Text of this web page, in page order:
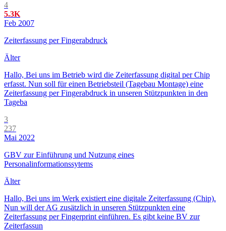
4
5.3K
Feb 2007
Zeiterfassung per Fingerabdruck
Älter
Hallo, Bei uns im Betrieb wird die Zeiterfassung digital per Chip
erfasst. Nun soll für einen Betriebsteil (Tagebau Montage) eine
Zeiterfassung per Fingerabdruck in unseren Stützpunkten in den
Tageba
3
237
Mai 2022
GBV zur Einführung und Nutzung eines
Personalinformationssytems
Älter
Hallo, Bei uns im Werk existiert eine digitale Zeiterfassung (Chip).
Nun will der AG zusätzlich in unseren Stützpunkten eine
Zeiterfassung per Fingerprint einführen. Es gibt keine BV zur
Zeiterfassun